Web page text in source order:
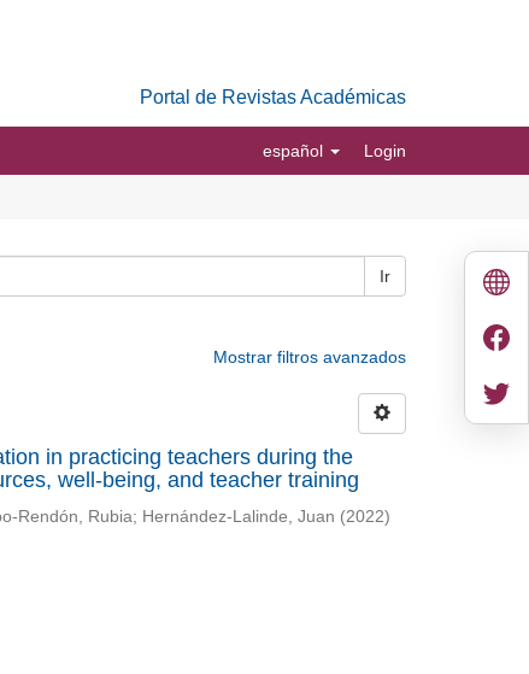
Portal de Revistas Académicas
español Login
Ir
Mostrar filtros avanzados
in practicing teachers during the
well-being, and teacher training
Rendón, Rubia; Hernández-Lalinde, Juan (2022)